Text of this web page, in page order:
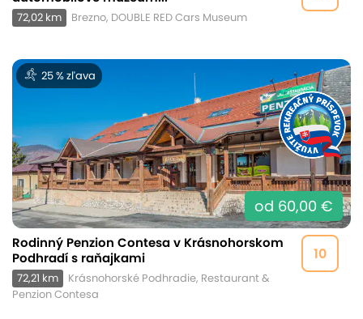
72,02 km Brezno, DOUBLE RED Cars Museum
25 % zľava
od 60,00 €
10
Rodinný Penzion Contesa v Krásnohorskom
Podhradí s raňajkami
72,21 km
Krásnohorské Podhradie, Restaurant &
Penzion Contesa